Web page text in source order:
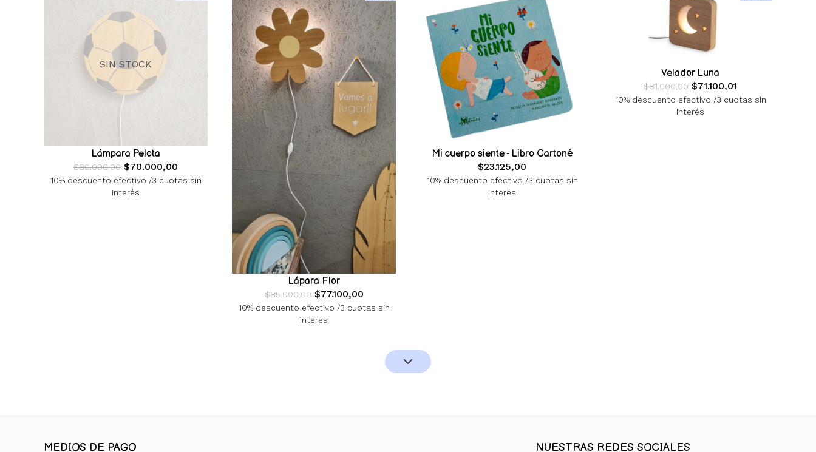
SIN STOCK
Lámpara Pelota
$80.000,00 $70.000,00
10% descuento efectivo /3 cuotas sin
interés
Lápara Flor
$85.000,00$77.100,00
10% descuento efectivo /3 cuotas sin
interés
Mi cuerpo siente - Libro Cartoné
$23.125,00
10% descuento efectivo /3 cuotas sin
interés
Velador Luna
$81.000,00 $71.100,01
10% descuento efectivo /3 cuotas sin
interés
MEDIOS DE PAGO NUESTRAS REDES SOCIALES